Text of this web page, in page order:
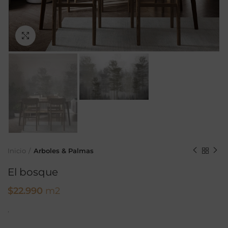
Inicio Arboles & Palmas
El bosque
$22.990 m2